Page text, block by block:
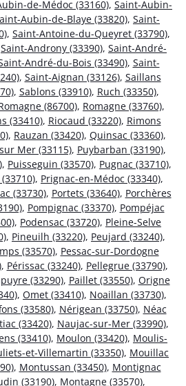
de-Médoc (33160), Saint-Aubin-
Aubin-de-Blaye (33820), Saint-
, Saint-Antoine-du-Queyret (33790),
Saint-Androny (33390), Saint-André-
André-du-Bois (33490), Saint-
, Saint-Aignan (33126), Saillans
, Sablons (33910), Ruch (33350),
(86700), Romagne (33760),
(33410), Riocaud (33220), Rimons
, Rauzan (33420), Quinsac (33360),
Mer (33115), Puybarban (33190),
, Puisseguin (33570), Pugnac (33710),
, Prignac-en-Médoc (33340),
(33730), Portets (33640), Porchères
, Pompignac (33370), Pompéjac
, Podensac (33720), Pleine-Selve
, Pineuilh (33220), Peujard (33240),
(33570), Pessac-sur-Dordogne
, Périssac (33240), Pellegrue (33790),
(33290), Paillet (33550), Origne
, Omet (33410), Noaillan (33730),
(33580), Nérigean (33750), Néac
(33420), Naujac-sur-Mer (33990),
(33410), Moulon (33420), Moulis-
et-Villemartin (33350), Mouillac
, Montussan (33450), Montignac
(33190), Montagne (33570),